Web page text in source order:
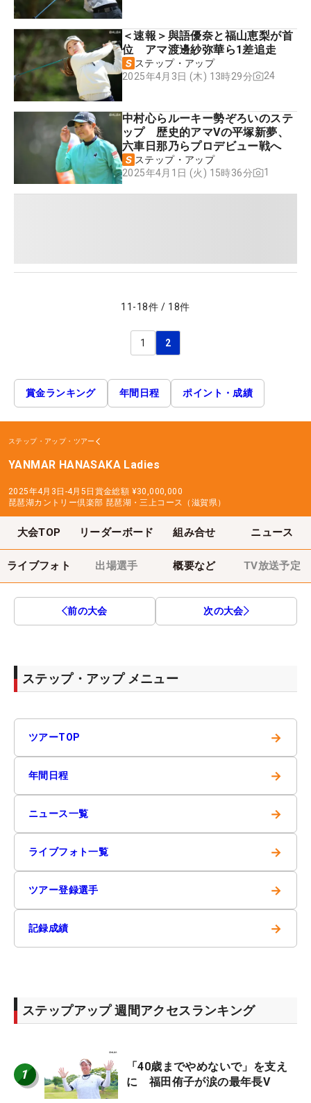
＜速報＞與語優奈と福山恵梨が首
位 アマ渡邊紗弥華ら1差追走
ステップ・アップ
2025年4月3日 (木) 13時29分
24
中村心らルーキー勢ぞろいのステ
ップ 歴史的アマVの平塚新夢、
六車日那乃らプロデビュー戦へ
ステップ・アップ
2025年4月1日 (火) 15時36分
1
11 -18件 / 18件
1 2
賞金ランキング 年間日程 ポイント・成績
ステップ・アップ・ツアー
YANMAR HANASAKA Ladies
2025年4月3日-4月5日 賞金総額 ¥30,000,000
琵琶湖カントリー倶楽部 琵琶湖・三上コース（滋賀県）
大会TOP リーダーボード 組み合せ ニュース
ライブフォト 出場選手 概要など TV放送予定
前の大会 次の大会
ステップ・アップ メニュー
ツアーTOP →
年間日程 →
ニュース一覧 →
ライブフォト一覧 →
ツアー登録選手 →
記録成績 →
ステップアップ 週間アクセスランキング
1
「40歳までやめないで」を支え
に 福田侑子が涙の最年長V